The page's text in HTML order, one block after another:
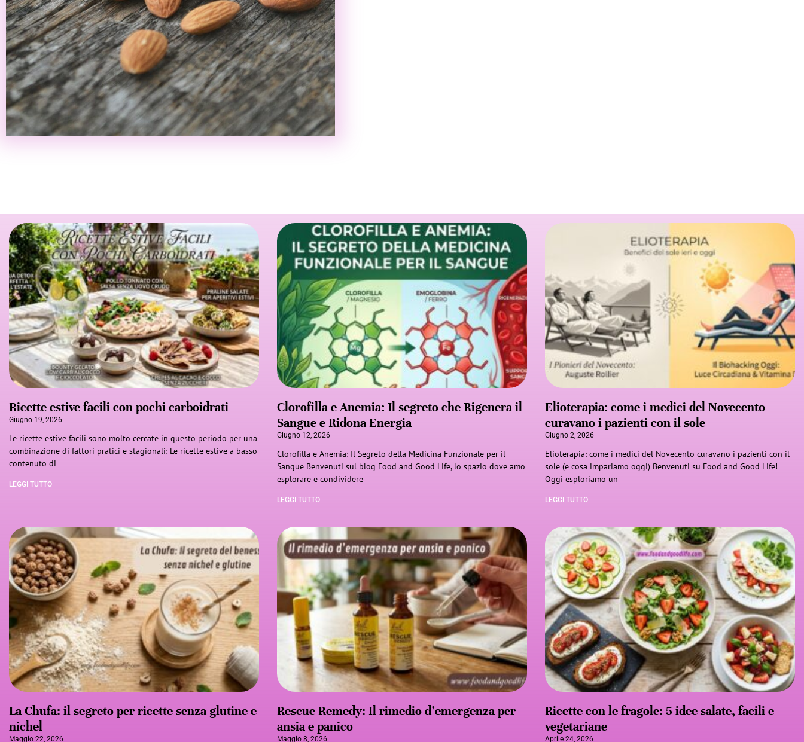
Ricette estive facili con pochi carboidrati
Giugno 19, 2026
Le ricette estive facili sono molto cercate in questo periodo per una
combinazione di fattori pratici e stagionali: Le ricette estive a basso
contenuto di
LEGGI TUTTO
Clorofilla e Anemia: Il segreto che Rigenera il
Sangue e Ridona Energia
Giugno 12, 2026
Clorofilla e Anemia: Il Segreto della Medicina Funzionale per il
Sangue Benvenuti sul blog Food and Good Life, lo spazio dove amo
esplorare e condividere
LEGGI TUTTO
Elioterapia: come i medici del Novecento
curavano i pazienti con il sole
Giugno 2, 2026
Elioterapia: come i medici del Novecento curavano i pazienti con il
sole (e cosa impariamo oggi) Benvenuti su Food and Good Life!
Oggi esploriamo un
LEGGI TUTTO
La Chufa: il segreto per ricette senza glutine e
nichel
Maggio 22, 2026
Rescue Remedy: Il rimedio d’emergenza per
ansia e panico
Maggio 8, 2026
Ricette con le fragole: 5 idee salate, facili e
vegetariane
Aprile 24, 2026